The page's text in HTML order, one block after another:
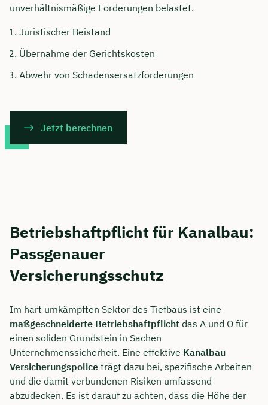
unverhältnismäßige Forderungen belastet.
Juristischer Beistand
Übernahme der Gerichtskosten
Abwehr von Schadensersatzforderungen
Jetzt berechnen
Betriebshaftpflicht für Kanalbau:
Passgenauer
Versicherungsschutz
Im hart umkämpften Sektor des Tiefbaus ist eine
maßgeschneiderte Betriebshaftpflicht das A und O für
einen soliden Grundstein in Sachen
Unternehmenssicherheit. Eine effektive Kanalbau
Versicherungspolice trägt dazu bei, spezifische Arbeiten
und die damit verbundenen Risiken umfassend
abzudecken. Es ist darauf zu achten, dass die Höhe der